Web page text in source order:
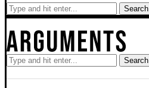
Search
Search